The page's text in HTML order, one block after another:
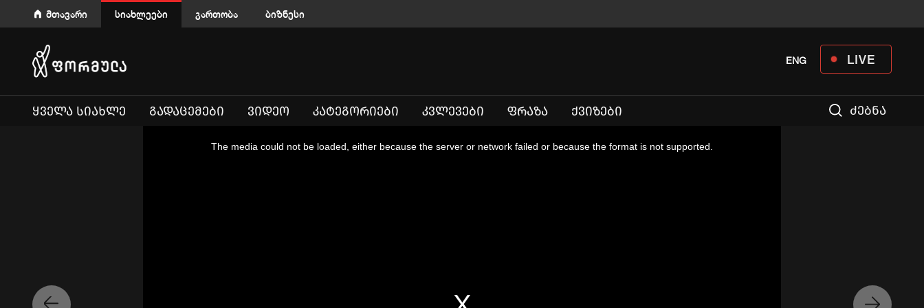
მთავარი სიახლეები გართობა ბიზნესი
LIVE
ENG
ᲧᲕᲔᲚᲐ ᲡᲘᲐᲮᲚᲔ ᲒᲐᲓᲐᲪᲔᲛᲔᲑᲘ ᲕᲘᲓᲔᲝ ᲙᲐᲢᲔᲒᲝᲠᲘᲔᲑᲘ ᲙᲕᲚᲔᲕᲔᲑᲘ ᲤᲠᲐᲖᲐ ᲥᲕᲘᲖᲔᲑᲘ ძებნა
The media could not be loaded, either because the server or network failed or because the format is not supported.